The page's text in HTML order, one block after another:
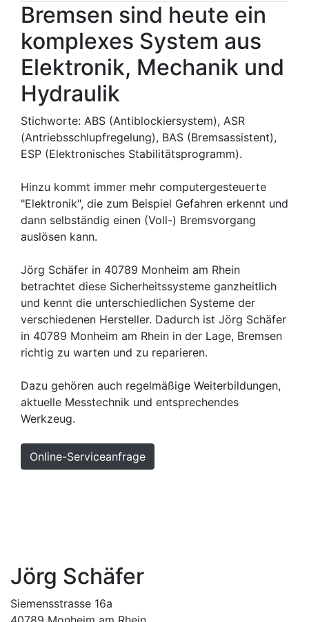
Bremsen sind heute ein
komplexes System aus
Elektronik, Mechanik und
Hydraulik
Stichworte: ABS (Antiblockiersystem), ASR
(Antriebsschlupfregelung), BAS (Bremsassistent),
ESP (Elektronisches Stabilitätsprogramm).
Hinzu kommt immer mehr computergesteuerte
"Elektronik", die zum Beispiel Gefahren erkennt und
dann selbständig einen (Voll-) Bremsvorgang
auslösen kann.
Jörg Schäfer in 40789 Monheim am Rhein
betrachtet diese Sicherheitssysteme ganzheitlich
und kennt die unterschiedlichen Systeme der
verschiedenen Hersteller. Dadurch ist Jörg Schäfer
in 40789 Monheim am Rhein in der Lage, Bremsen
richtig zu warten und zu reparieren.
Dazu gehören auch regelmäßige Weiterbildungen,
aktuelle Messtechnik und entsprechendes
Werkzeug.
Online-Serviceanfrage
Jörg Schäfer
Siemensstrasse 16a